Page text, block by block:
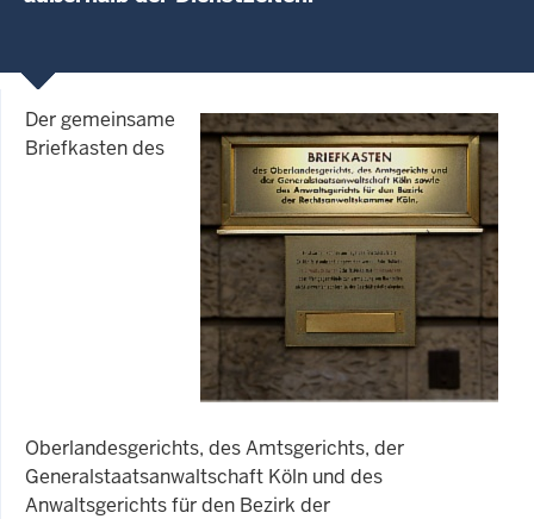
Der gemeinsame
Briefkasten des
Oberlandesgerichts, des Amtsgerichts, der
Generalstaatsanwaltschaft Köln und des
Anwaltsgerichts für den Bezirk der